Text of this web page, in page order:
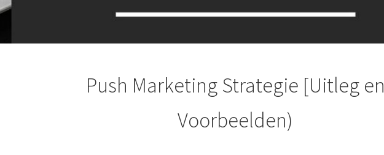
Push Marketing Strategie [Uitleg en
Voorbeelden)